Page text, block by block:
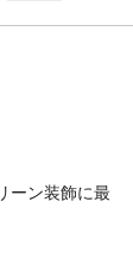
ーン装飾に最